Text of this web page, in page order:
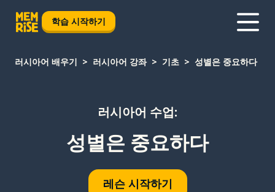
학습 시작하기
러시아어 배우기 러시아어 강좌 기초 성별은 중요하다
러시아어 수업:
성별은 중요하다
레슨 시작하기